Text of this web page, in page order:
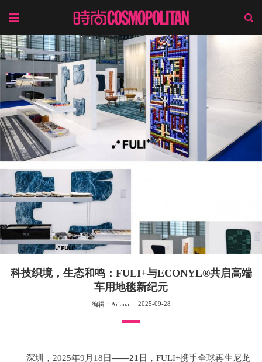
科技织境，生态和鸣：FULI+与ECONYL®共启高端
车用地毯新纪元
编辑：Ariana 2025-09-28
深圳，2025年9月18日——21 日 ，FULI+携手全球再生尼龙